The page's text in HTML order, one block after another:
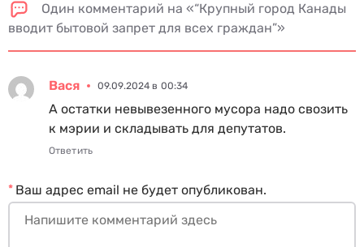
Один комментарий на «“Крупный город Канады
вводит бытовой запрет для всех граждан”»
Вася 09.09.2024 в 00:34
А остатки невывезенного мусора надо свозить
к мэрии и складывать для депутатов.
Ответить
Ваш адрес email не будет опубликован.
*